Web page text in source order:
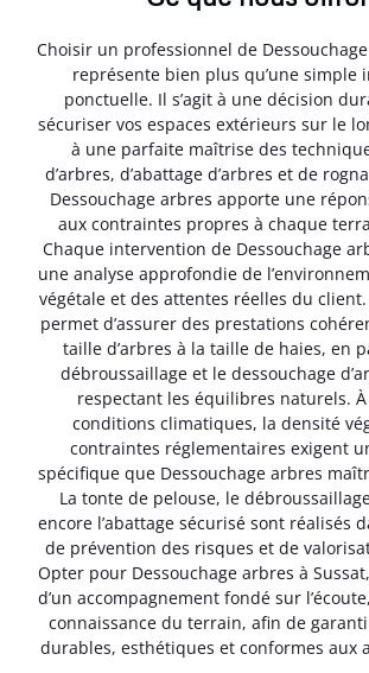
Choisir un professionnel de
représente bien plus qu’une simple
ponctuelle. Il s’agit à une décision
sécuriser vos espaces extérieurs sur le
à une parfaite maîtrise des
d’arbres, d’abattage d’arbres et de
Dessouchage arbres apporte une
aux contraintes propres à chaque
Chaque intervention de Dessouchage
une analyse approfondie de
végétale et des attentes réelles du
permet d’assurer des prestations
taille d’arbres à la taille de haies, en
débroussaillage et le dessouchage
respectant les équilibres naturels. À
conditions climatiques, la densité
contraintes réglementaires exigent
spécifique que Dessouchage arbres
La tonte de pelouse, le
encore l’abattage sécurisé sont réalisés
de prévention des risques et de
Opter pour Dessouchage arbres à
d’un accompagnement fondé sur
connaissance du terrain, afin de
durables, esthétiques et conformes aux